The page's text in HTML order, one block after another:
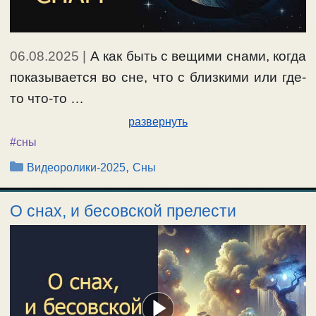
06.08.2025
А как быть с вещими снами, когда
показывается во сне, что с близкими или где-
то что-то …
развернуть
#сны
Рубрики
Видеоролики-2025,Сны
О снах, и бесовской прелести